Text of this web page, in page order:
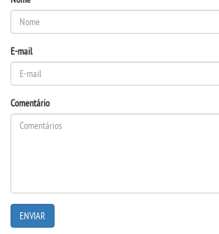
E-mail
Comentário